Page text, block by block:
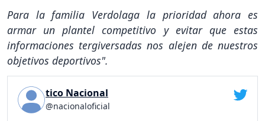
Para la familia Verdolaga la prioridad ahora es
armar un plantel competitivo y evitar que estas
informaciones tergiversadas nos alejen de nuestros
objetivos deportivos".
tico Nacional
@nacionaloficial